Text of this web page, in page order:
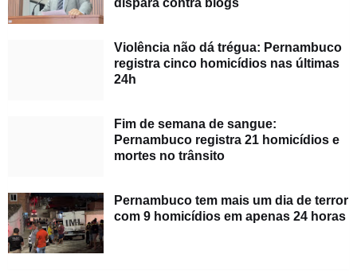
Violência não dá trégua: Pernambuco
registra cinco homicídios nas últimas
24h
Fim de semana de sangue:
Pernambuco registra 21 homicídios e
mortes no trânsito
Pernambuco tem mais um dia de terror
com 9 homicídios em apenas 24 horas